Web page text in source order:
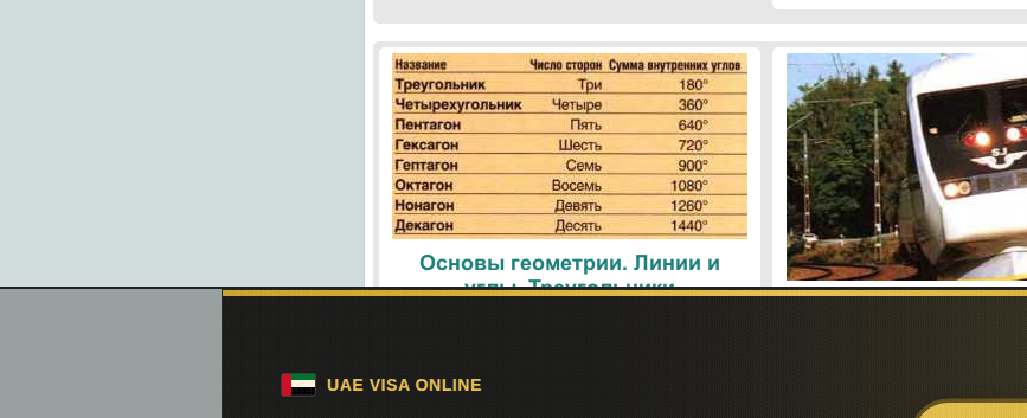
Основы геометрии. Линии и
углы. Треугольники
Поезда.